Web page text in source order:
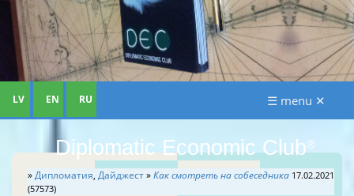
Diplomatic Economic Club®
LV EN RU ☰ menu ✕
»Дипломатия, Дайджест»Как смотреть на собеседника 17.02.2021
(57573)